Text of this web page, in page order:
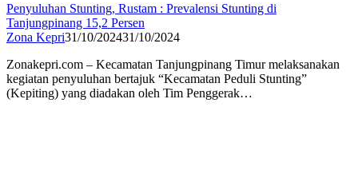
Penyuluhan Stunting, Rustam : Prevalensi Stunting di
Tanjungpinang 15,2 Persen
Zona Kepri31/10/202431/10/2024
Zonakepri.com – Kecamatan Tanjungpinang Timur melaksanakan
kegiatan penyuluhan bertajuk “Kecamatan Peduli Stunting”
(Kepiting) yang diadakan oleh Tim Penggerak…